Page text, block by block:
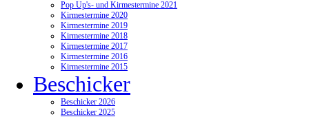
Pop Up's- und Kirmestermine 2021
Kirmestermine 2020
Kirmestermine 2019
Kirmestermine 2018
Kirmestermine 2017
Kirmestermine 2016
Kirmestermine 2015
Beschicker
Beschicker 2026
Beschicker 2025